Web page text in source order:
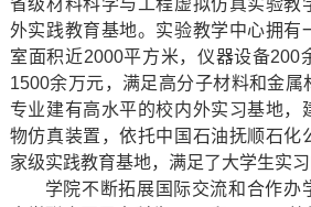
外实践教育基地。实验教学中心拥有
室面积近2000平方米，仪器设备200
1500余万元，满足高分子材料和金属
专业建有高水平的校内外实习基地，
物仿真装置，依托中国石油抚顺石化
家级实践教育基地，满足了大学生实习
学院不断拓展国际交流和合作办